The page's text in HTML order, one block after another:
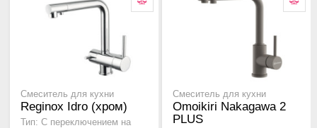
Смеситель для кухни
Reginox Idro (хром)
Тип: C переключением на
Смеситель для кухни
Omoikiri Nakagawa 2
PLUS